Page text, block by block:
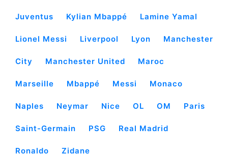
Juventus Kylian Mbappé Lamine Yamal
Lionel Messi Liverpool Lyon Manchester
City Manchester United Maroc
Marseille Mbappé Messi Monaco
Naples Neymar Nice OL OM Paris
Saint-Germain PSG Real Madrid
Ronaldo Zidane